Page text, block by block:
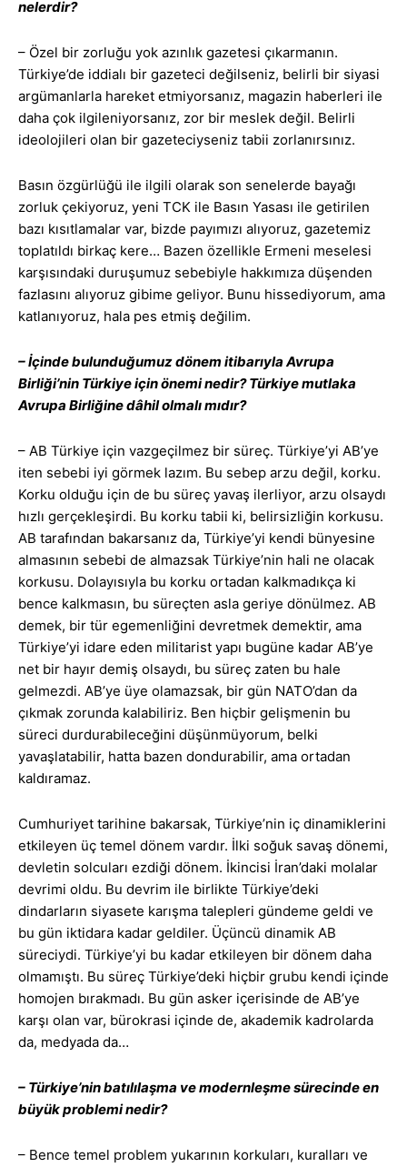
nelerdir?
– Özel bir zorluğu yok azınlık gazetesi çıkarmanın.
Türkiye’de iddialı bir gazeteci değilseniz, belirli bir siyasi
argümanlarla hareket etmiyorsanız, magazin haberleri ile
daha çok ilgileniyorsanız, zor bir meslek değil. Belirli
ideolojileri olan bir gazeteciyseniz tabii zorlanırsınız.
Basın özgürlüğü ile ilgili olarak son senelerde bayağı
zorluk çekiyoruz, yeni TCK ile Basın Yasası ile getirilen
bazı kısıtlamalar var, bizde payımızı alıyoruz, gazetemiz
toplatıldı birkaç kere… Bazen özellikle Ermeni meselesi
karşısındaki duruşumuz sebebiyle hakkımıza düşenden
fazlasını alıyoruz gibime geliyor. Bunu hissediyorum, ama
katlanıyoruz, hala pes etmiş değilim.
– İçinde bulunduğumuz dönem itibarıyla Avrupa
Birliği’nin Türkiye için önemi nedir? Türkiye mutlaka
Avrupa Birliğine dâhil olmalı mıdır?
– AB Türkiye için vazgeçilmez bir süreç. Türkiye’yi AB’ye
iten sebebi iyi görmek lazım. Bu sebep arzu değil, korku.
Korku olduğu için de bu süreç yavaş ilerliyor, arzu olsaydı
hızlı gerçekleşirdi. Bu korku tabii ki, belirsizliğin korkusu.
AB tarafından bakarsanız da, Türkiye’yi kendi bünyesine
almasının sebebi de almazsak Türkiye’nin hali ne olacak
korkusu. Dolayısıyla bu korku ortadan kalkmadıkça ki
bence kalkmasın, bu süreçten asla geriye dönülmez. AB
demek, bir tür egemenliğini devretmek demektir, ama
Türkiye’yi idare eden militarist yapı bugüne kadar AB’ye
net bir hayır demiş olsaydı, bu süreç zaten bu hale
gelmezdi. AB’ye üye olamazsak, bir gün NATO’dan da
çıkmak zorunda kalabiliriz. Ben hiçbir gelişmenin bu
süreci durdurabileceğini düşünmüyorum, belki
yavaşlatabilir, hatta bazen dondurabilir, ama ortadan
kaldıramaz.
Cumhuriyet tarihine bakarsak, Türkiye’nin iç dinamiklerini
etkileyen üç temel dönem vardır. İlki soğuk savaş dönemi,
devletin solcuları ezdiği dönem. İkincisi İran’daki molalar
devrimi oldu. Bu devrim ile birlikte Türkiye’deki
dindarların siyasete karışma talepleri gündeme geldi ve
bu gün iktidara kadar geldiler. Üçüncü dinamik AB
süreciydi. Türkiye’yi bu kadar etkileyen bir dönem daha
olmamıştı. Bu süreç Türkiye’deki hiçbir grubu kendi içinde
homojen bırakmadı. Bu gün asker içerisinde de AB’ye
karşı olan var, bürokrasi içinde de, akademik kadrolarda
da, medyada da…
– Türkiye’nin batılılaşma ve modernleşme sürecinde en
büyük problemi nedir?
– Bence temel problem yukarının korkuları, kuralları ve